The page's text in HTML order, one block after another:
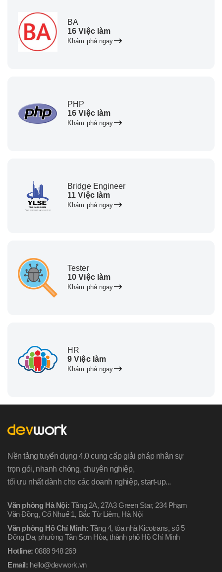
BA
16 Việc làm
Khám phá ngay
PHP
16 Việc làm
Khám phá ngay
Bridge Engineer
11 Việc làm
Khám phá ngay
Tester
10 Việc làm
Khám phá ngay
HR
9 Việc làm
Khám phá ngay
Nền tảng tuyển dụng 4.0 cung cấp giải pháp nhân sự
trọn gói, nhanh chóng, chuyên nghiệp,
tối ưu nhất dành cho các doanh nghiệp, start-up...
Văn phòng Hà Nội: Tầng 2A, 27A3 Green Star, 234 Phạm
Văn Đồng, Cổ Nhuế 1, Bắc Từ Liêm, Hà Nội
Văn phòng Hồ Chí Minh: Tầng 4, tòa nhà Kicotrans, số 5
Đống Đa, phường Tân Sơn Hòa, thành phố Hồ Chí Minh
Hotline: 0888 948 269
Email: hello@devwork.vn